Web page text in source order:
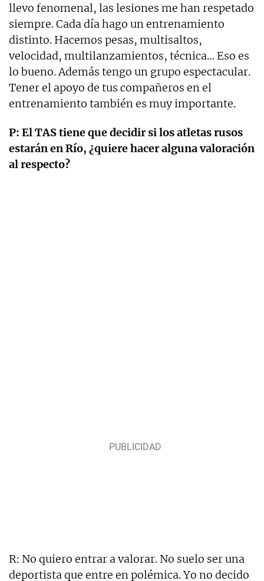
llevo fenomenal, las lesiones me han respetado
siempre. Cada día hago un entrenamiento
distinto. Hacemos pesas, multisaltos,
velocidad, multilanzamientos, técnica… Eso es
lo bueno. Además tengo un grupo espectacular.
Tener el apoyo de tus compañeros en el
entrenamiento también es muy importante.
P: El TAS tiene que decidir si los atletas rusos
estarán en Río, ¿quiere hacer alguna valoración
al respecto?
R: No quiero entrar a valorar. No suelo ser una
deportista que entre en polémica. Yo no decido